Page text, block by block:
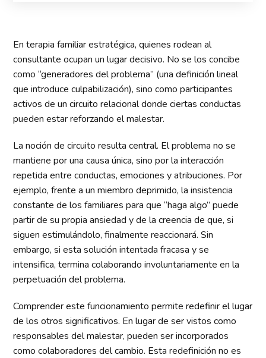
En terapia familiar estratégica, quienes rodean al
consultante ocupan un lugar decisivo. No se los concibe
como “generadores del problema” (una definición lineal
que introduce culpabilización), sino como participantes
activos de un circuito relacional donde ciertas conductas
pueden estar reforzando el malestar.
La noción de circuito resulta central. El problema no se
mantiene por una causa única, sino por la interacción
repetida entre conductas, emociones y atribuciones. Por
ejemplo, frente a un miembro deprimido, la insistencia
constante de los familiares para que “haga algo” puede
partir de su propia ansiedad y de la creencia de que, si
siguen estimulándolo, finalmente reaccionará. Sin
embargo, si esta solución intentada fracasa y se
intensifica, termina colaborando involuntariamente en la
perpetuación del problema.
Comprender este funcionamiento permite redefinir el lugar
de los otros significativos. En lugar de ser vistos como
responsables del malestar, pueden ser incorporados
como colaboradores del cambio. Esta redefinición no es